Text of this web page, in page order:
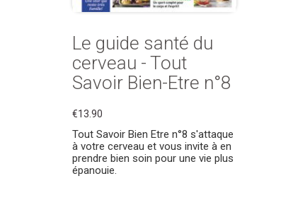
Le guide santé du
cerveau - Tout
Savoir Bien-Etre n°8
€13.90
Tout Savoir Bien Etre n°8 s'attaque
à votre cerveau et vous invite à en
prendre bien soin pour une vie plus
épanouie.